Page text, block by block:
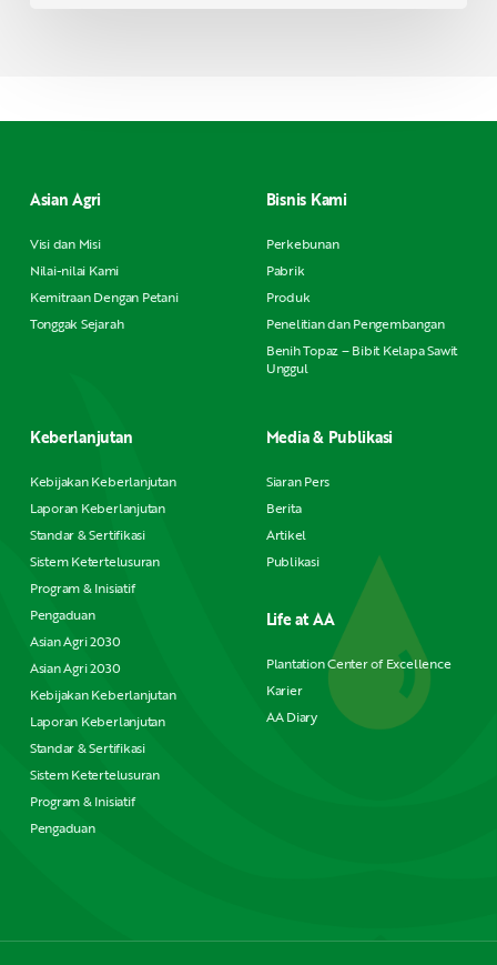
Asian Agri
Visi dan Misi
Nilai-nilai Kami
Kemitraan Dengan Petani
Tonggak Sejarah
Bisnis Kami
Perkebunan
Pabrik
Produk
Penelitian dan Pengembangan
Benih Topaz – Bibit Kelapa Sawit
Unggul
Keberlanjutan
Kebijakan Keberlanjutan
Laporan Keberlanjutan
Standar & Sertifikasi
Sistem Ketertelusuran
Program & Inisiatif
Pengaduan
Asian Agri 2030
Asian Agri 2030
Kebijakan Keberlanjutan
Laporan Keberlanjutan
Standar & Sertifikasi
Sistem Ketertelusuran
Program & Inisiatif
Pengaduan
Media & Publikasi
Siaran Pers
Berita
Artikel
Publikasi
Life at AA
Plantation Center of Excellence
Karier
AA Diary